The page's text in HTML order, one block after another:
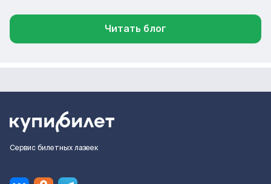
Читать блог
Сервис билетных лазеек